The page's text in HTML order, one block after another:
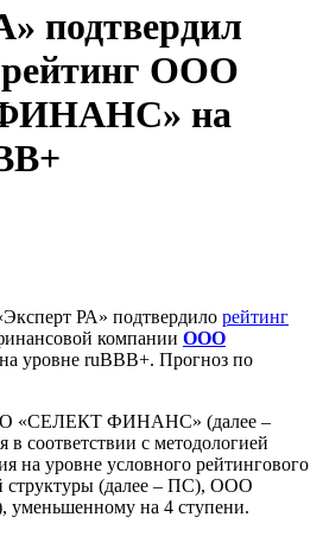
подтвердил
ООО
на
РА» подтвердило рейтинг
компании ООО
на уровне ruBBB+. Прогноз по
«СЕЛЕКТ ФИНАНС» (далее –
в соответствии с методологией
на уровне условного рейтингового
структуры (далее – ПС), ООО
на 4 ступени.